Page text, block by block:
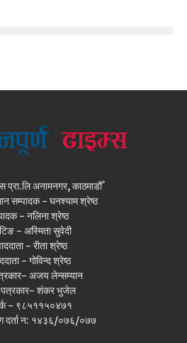
प्रा.लि अनामनगर, काठमाडौँ
सम्पादक - घनश्याम श्रेष्ठ
- नलिना श्रेष्ठ
- अस्मिता सुवेदी
- रीता श्रेष्ठ
- गोविन्द श्रेष्ठ
अजय लेन्सम्यान
पत्रकार- शंकर भुजेल
- ९८५११५०४७१
दर्ता न: १४३६/०७६/०७७